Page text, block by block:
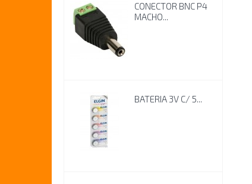
CONECTOR BNC P4
MACHO...
BATERIA 3V C/ 5...